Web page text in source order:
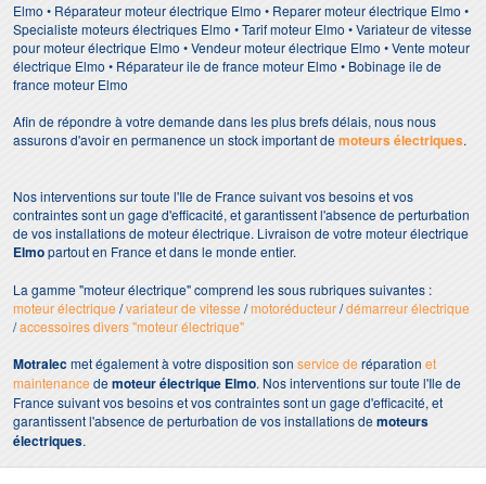
Elmo • Réparateur moteur électrique Elmo • Reparer moteur électrique Elmo •
Specialiste moteurs électriques Elmo • Tarif moteur Elmo • Variateur de vitesse
pour moteur électrique Elmo • Vendeur moteur électrique Elmo • Vente moteur
électrique Elmo • Réparateur ile de france moteur Elmo • Bobinage ile de
france moteur Elmo
Afin de répondre à votre demande dans les plus brefs délais, nous nous
assurons d'avoir en permanence un stock important demoteurs électriques.
Nos interventions sur toute l'Ile de France suivant vos besoins et vos
contraintes sont un gage d'efficacité, et garantissent l'absence de perturbation
de vos installations de moteur électrique. Livraison de votre moteur électrique
Elmopartout en France et dans le monde entier.
La gamme "moteur électrique" comprend les sous rubriques suivantes :
moteur électrique /variateur de vitesse /motoréducteur/démarreur électrique
/accessoires divers "moteur électrique"
Motralecmet également à votre disposition son service de réparation et
maintenance demoteur électrique Elmo. Nos interventions sur toute l'Ile de
France suivant vos besoins et vos contraintes sont un gage d'efficacité, et
garantissent l'absence de perturbation de vos installations demoteurs
électriques.